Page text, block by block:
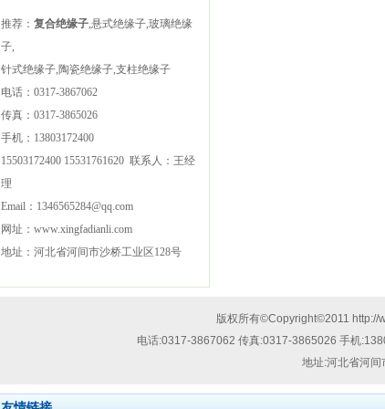
推荐： 复合绝缘子,悬式绝缘子,玻璃绝缘
子,
针式绝缘子,陶瓷绝缘子,支柱绝缘子
电话： 0317-3867062
传真： 0317-3865026
手机： 13803172400
15503172400 15531761620 联系人：王经
理
Email： 1346565284@qq.com
网址： www.xingfadianli.com
地址： 河北省河间市沙桥工业区128号
版权所有©Copyright©2011 http://
电话:0317-3867062 传真:0317-3865026 手机:
地址:河北省河间